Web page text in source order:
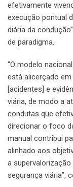
efetivamente
execução pontual
diária da
de paradigma.
“O modelo
está alicerçado
[acidentes] e
viária, de modo a
condutas que
direcionar o foco
manual contribui
alinhado aos
a
segurança viária”,